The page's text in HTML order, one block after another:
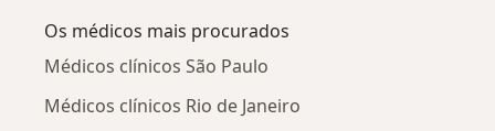
Os médicos mais procurados
Médicos clínicos São Paulo
Médicos clínicos Rio de Janeiro